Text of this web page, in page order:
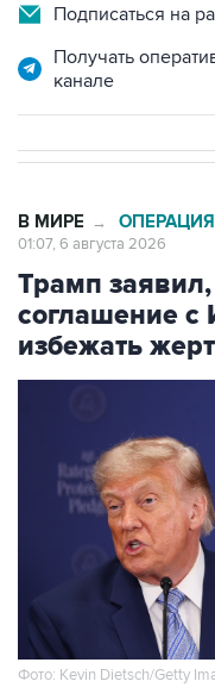
Подписаться на
Получать
канале
В МИРЕ →
01:07, 6 августа 2026
Трамп заявил,
соглашение с
избежать
Фото: Kevin Dietsch/Getty